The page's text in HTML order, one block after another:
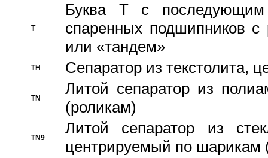
T
Буква T с
спаренных подшипников
или «тандем»
TH Сепаратор из текстолита,
TN
Литой сепаратор из
(роликам)
TN9
Литой сепаратор из
центрируемый по шарикам